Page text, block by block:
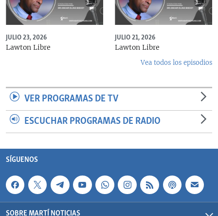
JULIO 23, 2026
Lawton Libre
JULIO 21, 2026
Lawton Libre
Vea todos los episodios
VER PROGRAMAS DE TV
ESCUCHAR PROGRAMAS DE RADIO
SÍGUENOS
SOBRE MARTÍ NOTICIAS